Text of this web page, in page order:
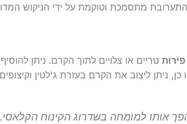
מתסמכת וטוקמת על ידי הניקוש
פירותטריים או צלויים לתוך הקרם. ניתן
ניתן ליצוב את הקרם בעזרת ג'לטין
אותו למומחה בשדרוג הקינוח